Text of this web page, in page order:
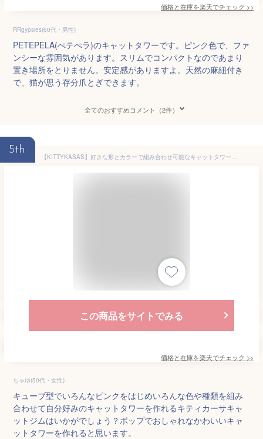
価格と在庫を楽天でチェック >>
RRgypsies(60代・男性)
PETEPELA(ぺテぺラ)のキャットタワーです。ピンク色で、ファ
ンシーな雰囲気があります。スリムでコンパクトなのであまり
置き場所をとりません。安定感がありますよ。天然の麻紐付き
で、猫が思う存分爪とぎできます。
全てのおすすめコメント（2件）
5th
【KITTYKASAS】好きな形とカラーで組み合わせ可能なキャットタワー キティカーサキャットジム ピンク
この商品をサイトでみる
価格と在庫を楽天でチェック >>
ちゃゆ(50代・女性)
キューブ型でいろんなピンクをはじめいろんな色や種類を組み
合わせて自分好みのキャットタワーを作れるキティカーサキャ
ットジムはいかがでしょう？ポップでおしゃれなかわいいキャ
ットタワーを作れると思います。